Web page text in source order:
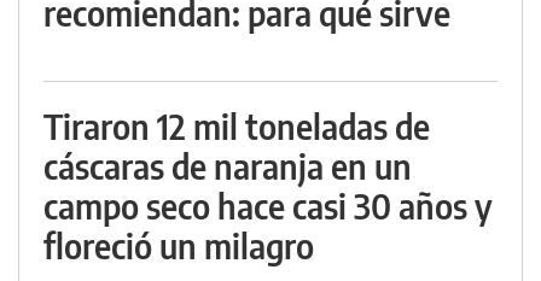
recomiendan: para qué sirve
Tiraron 12 mil toneladas de
cáscaras de naranja en un
campo seco hace casi 30 años y
floreció un milagro